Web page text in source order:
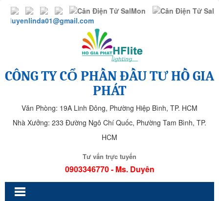
duyenlinda01@gmail.com
CÔNG TY CỔ PHẦN ĐẦU TƯ HỒ GIA
PHÁT
Văn Phòng: 19A Linh Đông, Phường Hiệp Bình, TP. HCM
Nhà Xưởng: 233 Đường Ngô Chí Quốc, Phường Tam Bình, TP.
HCM
Tư vấn trực tuyến
0903346770 - Ms. Duyên